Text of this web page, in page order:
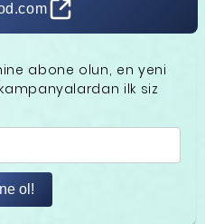
abone olun, en yeni
ilk siz
ol!